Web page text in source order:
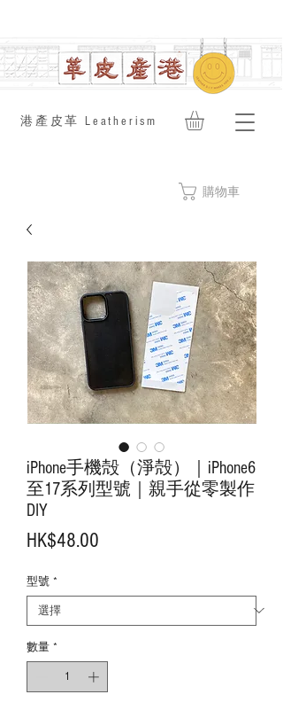
​港產皮革 Leatherism
購物車
iPhone手機殻（淨殻）｜iPhone6
至17系列型號｜親手從零製作
DIY
HK$48.00
型號 *
數量 *